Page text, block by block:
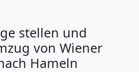
stellen und
von Wiener
Hameln